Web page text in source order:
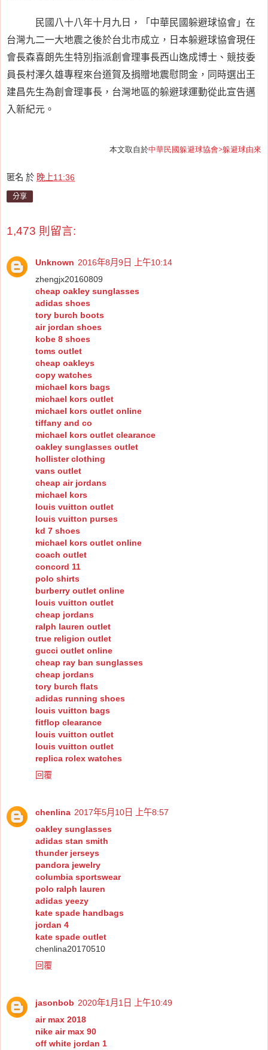
民國八十八年十月九日，「中華民國躲避球協會」在
台灣九二一大地震之後於台北市成立，日本躲避球協會現任
會長森喜朗先生特別指派創會理事長西山逸成博士、競技委
員長村澤久雄專程來台道賀及捐贈地震慰問金，同時選出王
建昌先生為創會理事長，台灣地區的躲避球運動從此宣告邁
入新紀元。
本文取自於中華民國躲避球協會>躲避球由來
匿名 於 晚上11:36
分享
1,473 則留言:
Unknown 2016年8月9日 上午10:14
zhengjx20160809
cheap oakley sunglasses
adidas shoes
tory burch boots
air jordan shoes
kobe 8 shoes
toms outlet
cheap oakleys
copy watches
michael kors bags
michael kors outlet
michael kors outlet online
tiffany and co
michael kors outlet clearance
oakley sunglasses outlet
hollister clothing
vans outlet
cheap air jordans
michael kors
louis vuitton outlet
louis vuitton purses
kd 7 shoes
michael kors outlet online
coach outlet
concord 11
polo shirts
burberry outlet online
louis vuitton outlet
cheap jordans
ralph lauren outlet
true religion outlet
gucci outlet online
cheap ray ban sunglasses
cheap jordans
tory burch flats
adidas running shoes
louis vuitton bags
fitflop clearance
louis vuitton outlet
louis vuitton outlet
replica rolex watches
回覆
chenlina 2017年5月10日 上午8:57
oakley sunglasses
adidas stan smith
thunder jerseys
pandora jewelry
columbia sportswear
polo ralph lauren
adidas yeezy
kate spade handbags
jordan 4
kate spade outlet
chenlina20170510
回覆
jasonbob 2020年1月1日 上午10:49
air max 2018
nike air max 90
off white jordan 1